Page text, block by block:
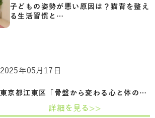
子どもの姿勢が悪い原因は？猫背を整え
る生活習慣と…
東京都江東区「骨盤から変わる心と体の整…
2025年05月17日
詳細を見る>>